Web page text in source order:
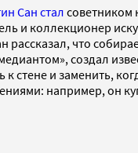
Сан стал советником
и коллекционер
что
создал
стене и заменить,
например, он